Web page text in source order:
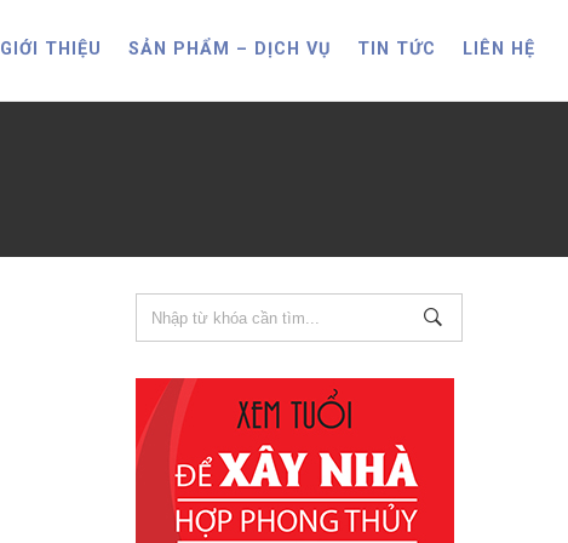
GIỚI THIỆU SẢN PHẨM – DỊCH VỤ TIN TỨC LIÊN HỆ